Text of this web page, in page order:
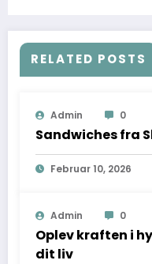
RELATED POSTS
Admin 0
Sandwiches fra
Februar 10, 2026
Admin 0
Oplev kraften i
dit liv